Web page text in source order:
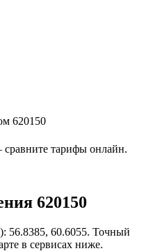
620150
тарифы онлайн.
620150
56.8385, 60.6055. Точный
в сервисах ниже.